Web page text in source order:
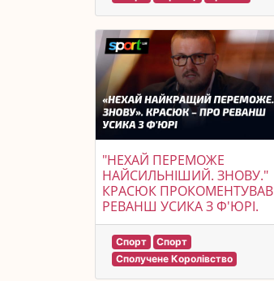
"НЕХАЙ ПЕРЕМОЖЕ
НАЙСИЛЬНІШИЙ. ЗНОВУ."
КРАСЮК ПРОКОМЕНТУВАВ
РЕВАНШ УСИКА З Ф'ЮРІ.
Спорт
Спорт
Сполучене Королівство